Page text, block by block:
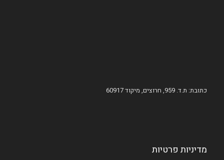
כתובת: ת.ד. 959, חרוצים, מיקוד 60917
מדיניות פרטיות